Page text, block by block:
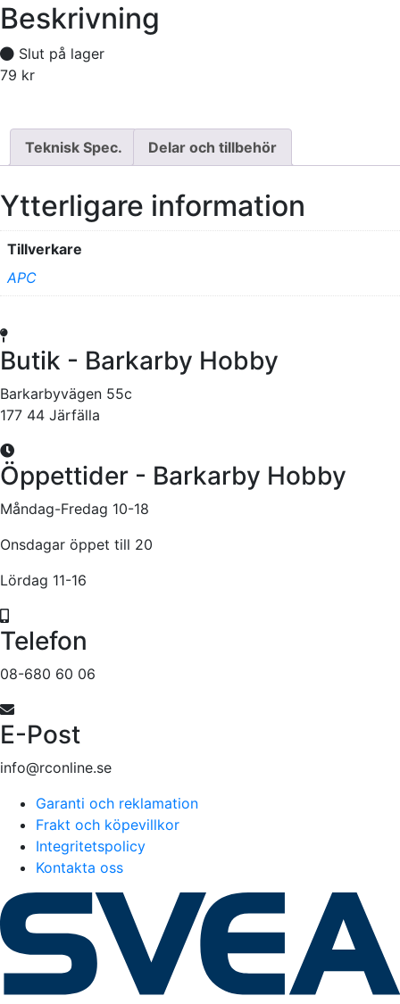
Beskrivning
Slut på lager
79 kr
Teknisk Spec. Delar och tillbehör
Ytterligare information
Tillverkare
APC
Butik - Barkarby Hobby
Barkarbyvägen 55c
177 44 Järfälla
Öppettider - Barkarby Hobby
Måndag-Fredag 10-18
Onsdagar öppet till 20
Lördag 11-16
Telefon
08-680 60 06
E-Post
info@rconline.se
Garanti och reklamation
Frakt och köpevillkor
Integritetspolicy
Kontakta oss